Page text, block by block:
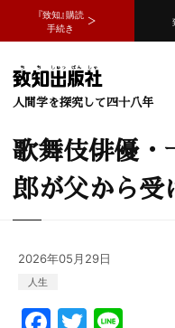
『致知』購読
手続き
人間学を探究して四十八年
歌舞伎俳優・
郎が父から受
2026年05月29日
人生